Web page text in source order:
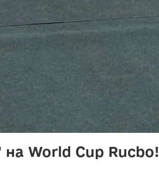
на World Cup Rucbo!